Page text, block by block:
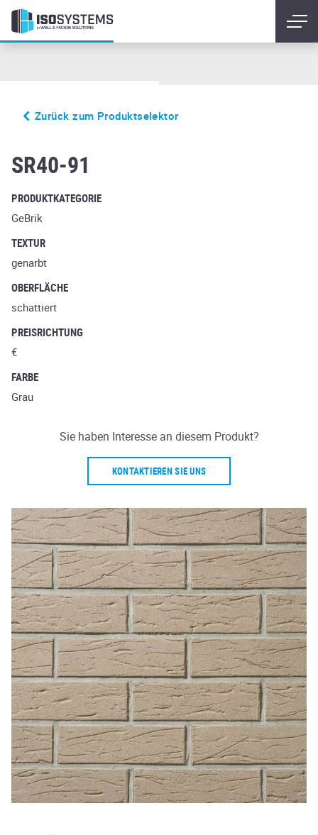
Zurück zum Produktselektor
SR40-91
PRODUKTKATEGORIE
GeBrik
TEXTUR
genarbt
OBERFLÄCHE
schattiert
PREISRICHTUNG
€
FARBE
Grau
Sie haben Interesse an diesem Produkt?
KONTAKTIEREN SIE UNS